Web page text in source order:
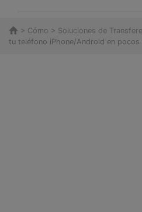
> Cómo > Soluciones de
tu teléfono iPhone/Android en pocos